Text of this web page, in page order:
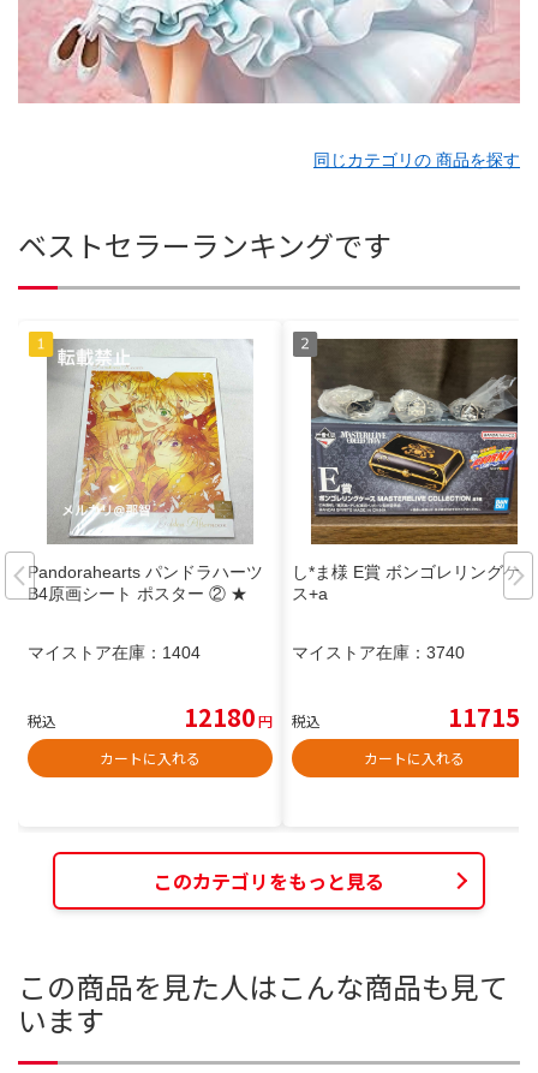
同じカテゴリの 商品を探す
ベストセラーランキングです
Pandorahearts パンドラハーツ
B4原画シート ポスター ② ★
マイストア在庫： 1404
税込 12180円
カートに入れる
し*ま様 E賞 ボンゴレリングケー
ス+a
マイストア在庫： 3740
税込 11715
カートに入れる
このカテゴリをもっと見る
この商品を見た人はこんな商品も見て
います